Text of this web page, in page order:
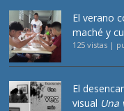
El verano
maché y
125 vistas |
El
visual Una